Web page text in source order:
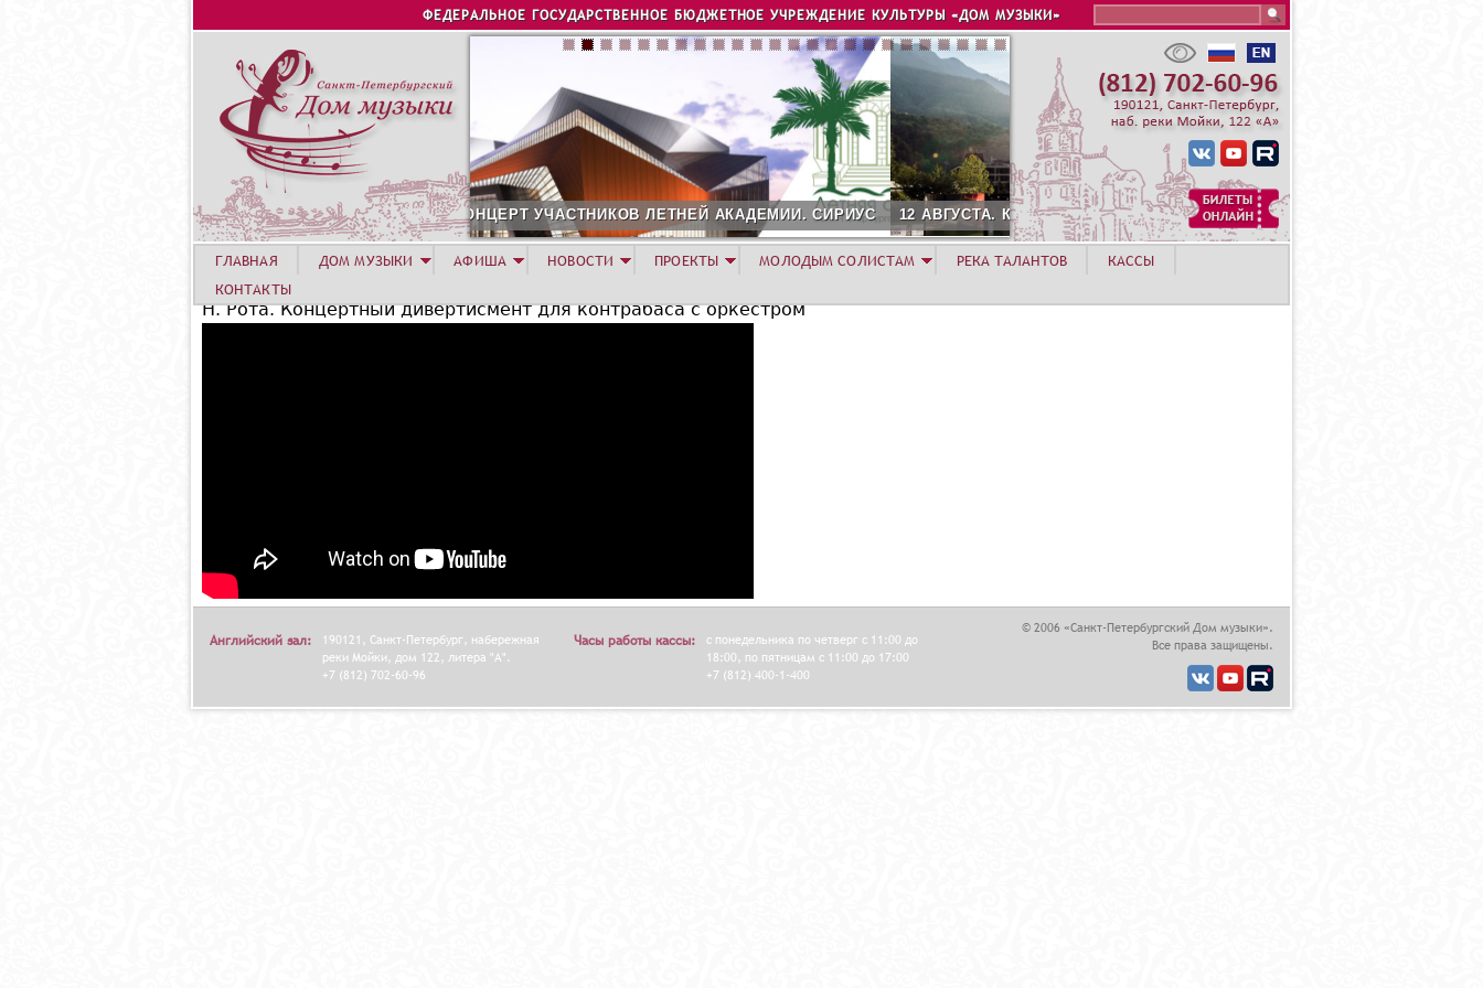
Jump to navigation
ФЕДЕРАЛЬНОЕ ГОСУДАРСТВЕННОЕ БЮДЖЕТНОЕ УЧРЕЖДЕНИЕ КУЛЬТУРЫ «ДОМ МУЗЫКИ»
6 АВГУСТА. КОНЦЕРТ УЧАСТНИКОВ ЛЕТНЕЙ АКАДЕМИИ. СИРИУС 12 АВГУСТА. КОНЦЕРТ ЛЕТНЕЙ АКАДЕМИИ. РОЗА ХУТОР
Н. Рота. Концертный дивертисмент для контрабаса с оркестром
ГЛАВНАЯ ДОМ МУЗЫКИ АФИША НОВОСТИ ПРОЕКТЫ МОЛОДЫМ СОЛИСТАМ РЕКА ТАЛАНТОВ
КАССЫ
КОНТАКТЫ
Английский зал:
190121, Санкт-Петербург, набережная
реки Мойки, дом 122, литера "А".
+7 (812) 702-60-96
Часы работы кассы:
с понедельника по четверг с 11:00 до
18:00, по пятницам с 11:00 до 17:00
+7 (812) 400-1-400
© 2006 «Санкт-Петербургский Дом музыки».
Все права защищены.